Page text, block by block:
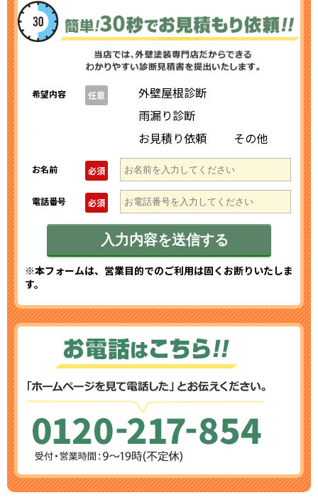
希望内容 任意
外壁屋根診断
雨漏り診断
お見積り依頼
その他
お名前 必須
電話番号 必須
※本フォームは、営業目的でのご利用は固くお断りいたしま
す。